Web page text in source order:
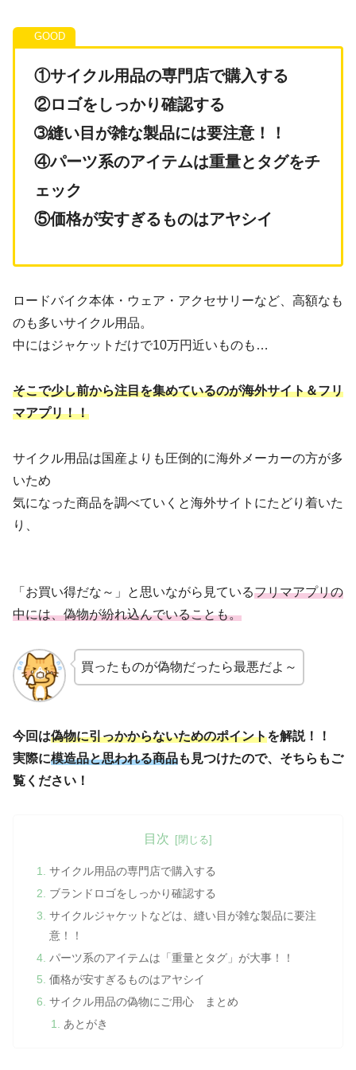
①サイクル用品の専門店で購入する
②ロゴをしっかり確認する
➂縫い目が雑な製品には要注意！！
④パーツ系のアイテムは重量とタグをチ
ェック
⑤価格が安すぎるものはアヤシイ
ロードバイク本体・ウェア・アクセサリーなど、高額なも
のも多いサイクル用品。
中にはジャケットだけで10万円近いものも…
そこで少し前から注目を集めているのが海外サイト＆フリ
マアプリ！！
サイクル用品は国産よりも圧倒的に海外メーカーの方が多
いため
気になった商品を調べていくと海外サイトにたどり着いた
り、
「お買い得だな～」と思いながら見ているフリマアプリの
中には、偽物が紛れ込んでいることも。
買ったものが偽物だったら最悪だよ～
今回は偽物に引っかからないためのポイントを解説！！
実際に模造品と思われる商品も見つけたので、そちらもご
覧ください！
目次
サイクル用品の専門店で購入する
ブランドロゴをしっかり確認する
サイクルジャケットなどは、縫い目が雑な製品に要注
意！！
パーツ系のアイテムは「重量とタグ」が大事！！
価格が安すぎるものはアヤシイ
サイクル用品の偽物にご用心 まとめ
あとがき